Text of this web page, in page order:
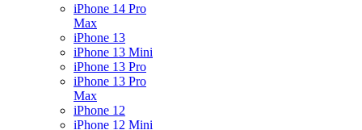
iPhone 14 Pro
Max
iPhone 13
iPhone 13 Mini
iPhone 13 Pro
iPhone 13 Pro
Max
iPhone 12
iPhone 12 Mini